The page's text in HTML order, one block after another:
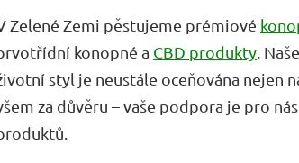
Zelené Zemi pěstujeme prémiové
konopné a CBD produkty .
styl je neustále oceňována nejen
za důvěru – vaše podpora je pro